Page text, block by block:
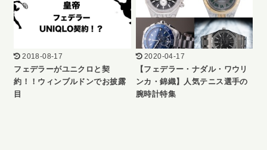
2018-08-17
フェデラーがユニクロと契
約！！ウィンブルドンでお披露
目
2020-04-17
【フェデラー・ナダル・ワウリ
ンカ・錦織】人気テニス選手の
腕時計特集